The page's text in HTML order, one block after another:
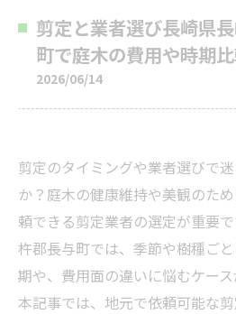
剪定と業者選び長崎県
町で庭木の費用や時期
2026/06/14
剪定のタイミングや業者選びで
か？庭木の健康維持や美観のた
頼できる剪定業者の選定が重要
杵郡長与町では、季節や樹種ご
期や、費用面の違いに悩むケース
本記事では、地元で依頼可能な